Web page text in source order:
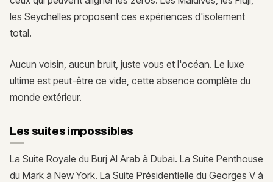
les Seychelles proposent ces expériences d'isolement
total.
Aucun voisin, aucun bruit, juste vous et l'océan. Le luxe
ultime est peut-être ce vide, cette absence complète du
monde extérieur.
Les suites impossibles
La Suite Royale du Burj Al Arab à Dubai. La Suite Penthouse
du Mark à New York. La Suite Présidentielle du Georges V à